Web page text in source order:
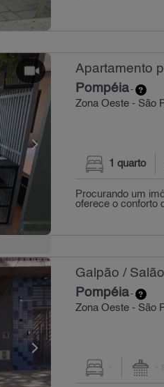
Apartamento
Pompéia-
Zona Oeste - São
1 quarto
Procurando um
oferece o conforto
Galpão /
Pompéia-
Zona Oeste - São
- -